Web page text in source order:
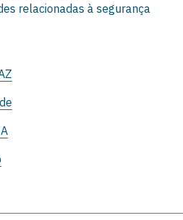
relacionadas à segurança